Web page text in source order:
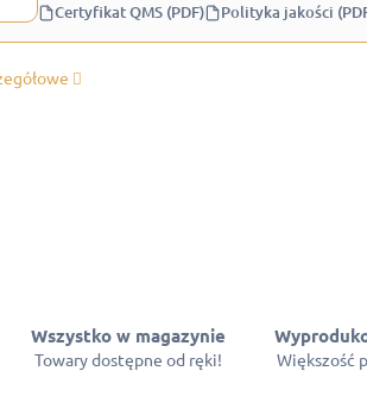
Certyfikat QMS (PDF) Polityka jakości
Wszystko w magazynie
Towary dostępne od ręki!
Większość